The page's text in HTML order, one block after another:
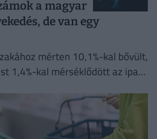
a magyar
de van egy
mérten 10,1%-kal bővült,
1,4%-kal mérséklődött az ipari